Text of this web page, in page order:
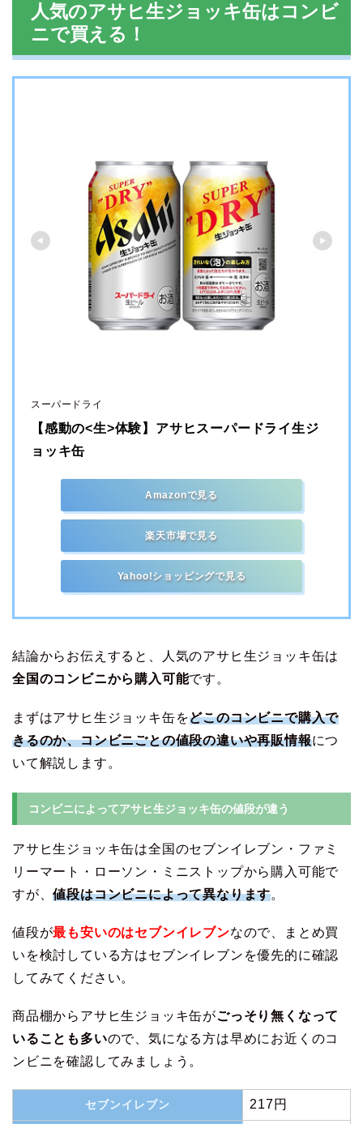
人気のアサヒ生ジョッキ缶はコンビ
ニで買える！
スーパードライ
【感動の<生>体験】アサヒスーパードライ生ジ
ョッキ缶
Amazonで見る
楽天市場で見る
Yahoo!ショッピングで見る
結論からお伝えすると、人気のアサヒ生ジョッキ缶は
全国のコンビニから購入可能です。
まずはアサヒ生ジョッキ缶をどこのコンビニで購入で
きるのか、コンビニごとの値段の違いや再販情報につ
いて解説します。
コンビニによってアサヒ生ジョッキ缶の値段が違う
アサヒ生ジョッキ缶は全国のセブンイレブン・ファミ
リーマート・ローソン・ミニストップから購入可能で
すが、値段はコンビニによって異なります。
値段が最も安いのはセブンイレブンなので、まとめ買
いを検討している方はセブンイレブンを優先的に確認
してみてください。
商品棚からアサヒ生ジョッキ缶がごっそり無くなって
いることも多いので、気になる方は早めにお近くのコ
ンビニを確認してみましょう。
セブンイレブン 217円